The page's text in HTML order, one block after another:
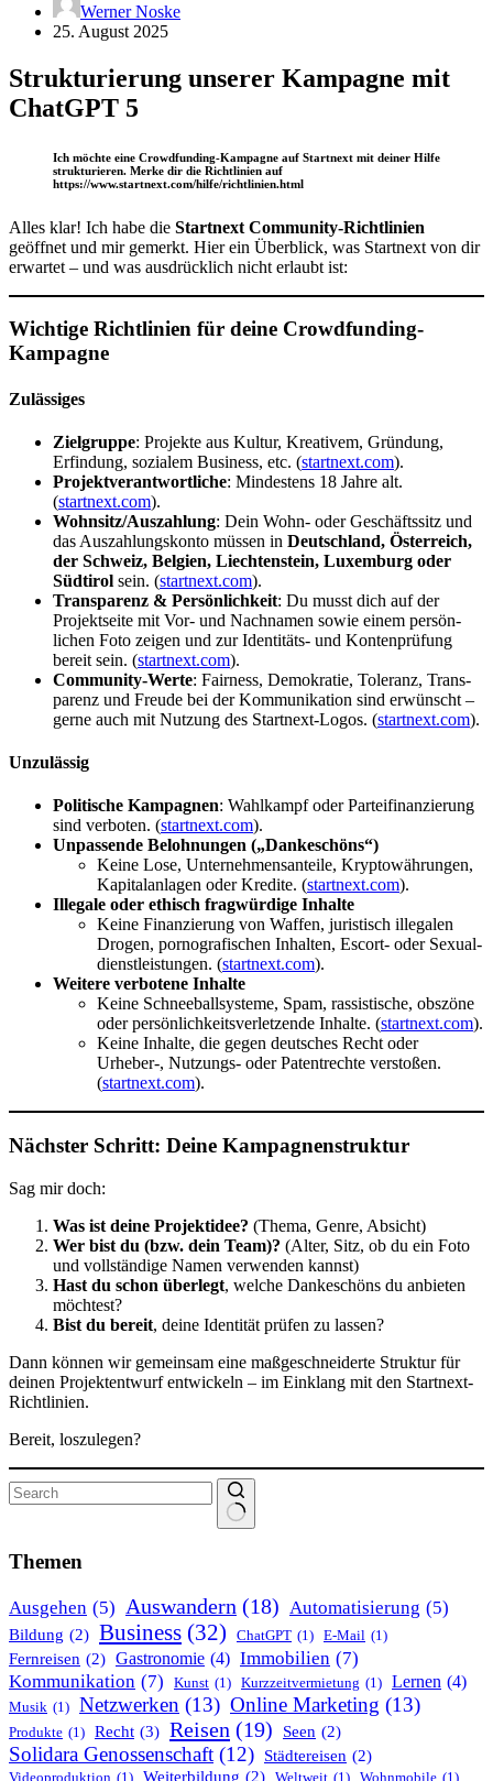
Werner Noske
25. August 2025
Struk­tu­rierung unserer Kampagne mit
ChatGPT 5
Ich möchte eine Crowd­funding-Kampagne auf Startnext mit deiner Hilfe
struk­tu­rieren. Merke dir die Richt­linien auf
https://www.startnext.com/hilfe/richtlinien.html
Alles klar! Ich habe die Startnext Community-Richt­linien
geöffnet und mir gemerkt. Hier ein Überblick, was Startnext von dir
erwartet – und was ausdrücklich nicht erlaubt ist:
Wichtige Richt­linien für deine Crowd­funding-
Kampagne
Zuläs­siges
Zielgruppe: Projekte aus Kultur, Kreativem, Gründung,
Erfindung, sozialem Business, etc. (startnext.com).
Projekt­ver­ant­wort­liche: Mindestens 18 Jahre alt.
(startnext.com).
Wohnsitz/Auszahlung: Dein Wohn- oder Geschäftssitz und
das Auszah­lungs­konto müssen in Deutschland, Öster­reich,
der Schweiz, Belgien, Liech­ten­stein, Luxemburg oder
Südtirol sein. (startnext.com).
Trans­parenz & Persön­lichkeit: Du musst dich auf der
Projekt­seite mit Vor- und Nachnamen sowie einem persön­
lichen Foto zeigen und zur Identitäts- und Konten­prüfung
bereit sein. (startnext.com).
Community-Werte: Fairness, Demokratie, Toleranz, Trans­
parenz und Freude bei der Kommu­ni­kation sind erwünscht –
gerne auch mit Nutzung des Startnext-Logos. (startnext.com).
Unzulässig
Politische Kampagnen: Wahlkampf oder Partei­fi­nan­zierung
sind verboten. (startnext.com).
Unpas­sende Beloh­nungen („Danke­schöns“)
Keine Lose, Unter­neh­mens­an­teile, Krypto­wäh­rungen,
Kapital­an­lagen oder Kredite. (startnext.com).
Illegale oder ethisch fragwürdige Inhalte
Keine Finan­zierung von Waffen, juris­tisch illegalen
Drogen, porno­gra­fi­schen Inhalten, Escort- oder Sexual­
dienst­leis­tungen. (startnext.com).
Weitere verbotene Inhalte
Keine Schnee­ball­systeme, Spam, rassis­tische, obszöne
oder persön­lich­keits­ver­let­zende Inhalte. (startnext.com).
Keine Inhalte, die gegen deutsches Recht oder
Urheber‑, Nutzungs- oder Patent­rechte verstoßen.
(startnext.com).
Nächster Schritt: Deine Kampa­gnen­struktur
Sag mir doch:
Was ist deine Projektidee? (Thema, Genre, Absicht)
Wer bist du (bzw. dein Team)? (Alter, Sitz, ob du ein Foto
und vollständige Namen verwenden kannst)
Hast du schon überlegt, welche Danke­schöns du anbieten
möchtest?
Bist du bereit, deine Identität prüfen zu lassen?
Dann können wir gemeinsam eine maßge­schnei­derte Struktur für
deinen Projekt­entwurf entwi­ckeln – im Einklang mit den Startnext-
Richt­linien.
Bereit, loszu­legen?
results
Themen
Ausgehen (5) Auswandern (18) Automatisierung (5)
Bildung (2) Business (32) ChatGPT (1) E-Mail (1)
Fernreisen (2) Gastronomie (4) Immobilien (7)
Kommunikation (7) Kunst (1) Kurzzeitvermietung (1) Lernen (4)
Musik (1) Netzwerken (13) Online Marketing (13)
Produkte (1) Recht (3) Reisen (19) Seen (2)
Solidara Genossenschaft (12) Städtereisen (2)
Videoproduktion (1) Weiterbildung (2) Weltweit (1) Wohnmobile (1)